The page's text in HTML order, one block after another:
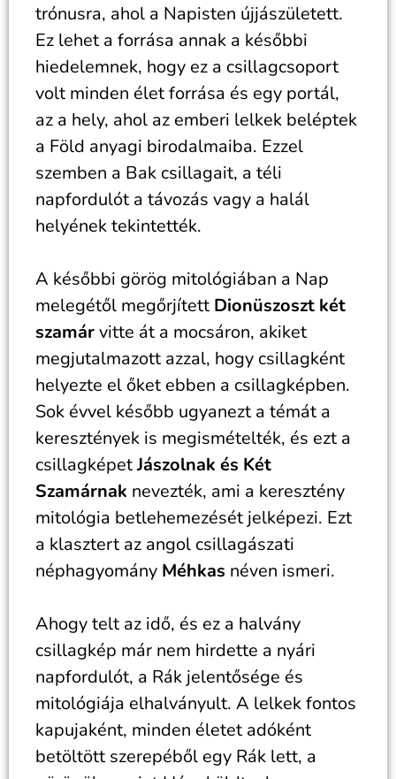
trónusra, ahol a Napisten újjászületett.
Ez lehet a forrása annak a későbbi
hiedelemnek, hogy ez a csillagcsoport
volt minden élet forrása és egy portál,
az a hely, ahol az emberi lelkek beléptek
a Föld anyagi birodalmaiba. Ezzel
szemben a Bak csillagait, a téli
napfordulót a távozás vagy a halál
helyének tekintették.
A későbbi görög mitológiában a Nap
melegétől megőrjített Dionüszoszt két
szamárvitte át a mocsáron, akiket
megjutalmazott azzal, hogy csillagként
helyezte el őket ebben a csillagképben.
Sok évvel később ugyanezt a témát a
keresztények is megismételték, és ezt a
csillagképetJászolnak és Két
Szamárnak nevezték, ami a keresztény
mitológia betlehemezését jelképezi. Ezt
a klasztert az angol csillagászati
néphagyomány Méhkas néven ismeri.
Ahogy telt az idő, és ez a halvány
csillagkép már nem hirdette a nyári
napfordulót, a Rák jelentősége és
mitológiája elhalványult. A lelkek fontos
kapujaként, minden életet adóként
betöltött szerepéből egy Rák lett, a